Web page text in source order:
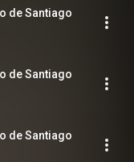
de Santiago
de Santiago
de Santiago